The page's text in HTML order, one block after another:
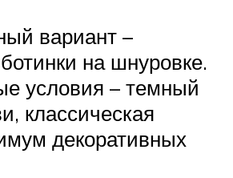
вариант –
на шнуровке.
условия – темный
классическая
декоративных